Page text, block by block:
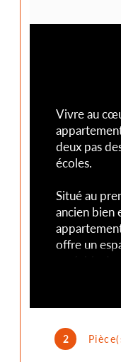
2
Vivre au
deux pas
écoles.
Situé au
ancien bien
offre un
tandis que
aménagée
chambre, la